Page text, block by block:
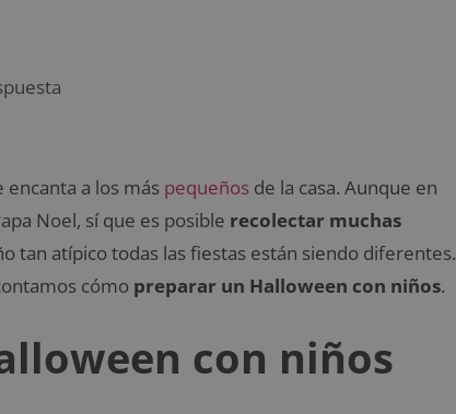
encanta a los más pequeños de la casa. Aunque en
Noel, sí que es posible recolectar muchas
tan atípico todas las fiestas están siendo diferentes.
cómo preparar un Halloween con niños.
con niños